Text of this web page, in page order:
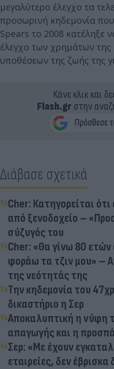
μεγαλύτερο έλεγχο τα
προσωρινή κηδεμονία
Spears το 2008 κατέληξε
έλεγχο των χρημάτων
υποθέσεων της ζωής της
Κάνε κλικ και
Flash.grστην
Διάβασε σχετικά
Cher: Κατηγορείται
από ξενοδοχείο –
σύζυγός του
Cher: «Θα γίνω 80
φοράω τα τζιν μου» –
της νεότητάς της
Την κηδεμονία του
δικαστήριο η Σερ
Αποκαλυπτική η νύφη
απαγωγής και η
Σερ: «Με έχουν
εταιρείες, δεν έβρισκα